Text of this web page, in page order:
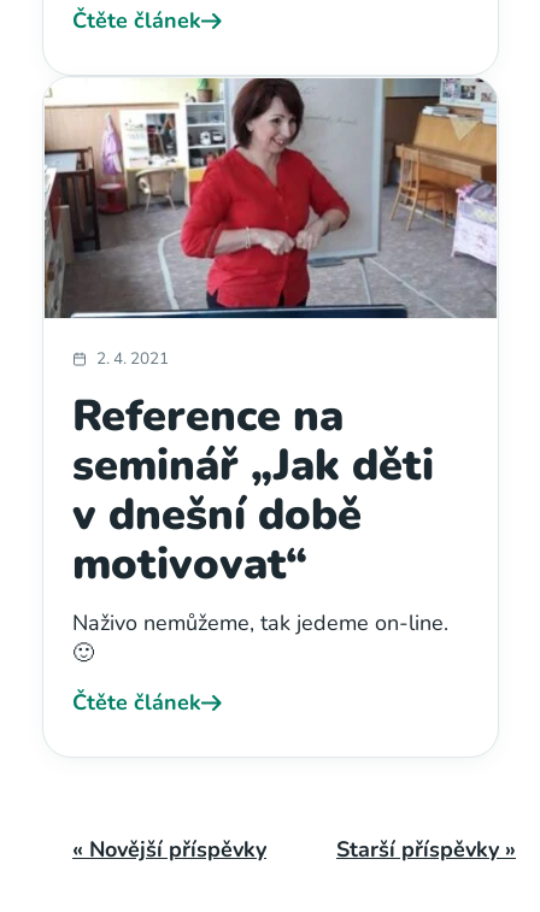
Čtěte článek
2. 4. 2021
Reference na
seminář „Jak děti
v dnešní době
motivovat“
Naživo nemůžeme, tak jedeme on-line.
🙂
Čtěte článek
« Novější příspěvky Starší příspěvky »